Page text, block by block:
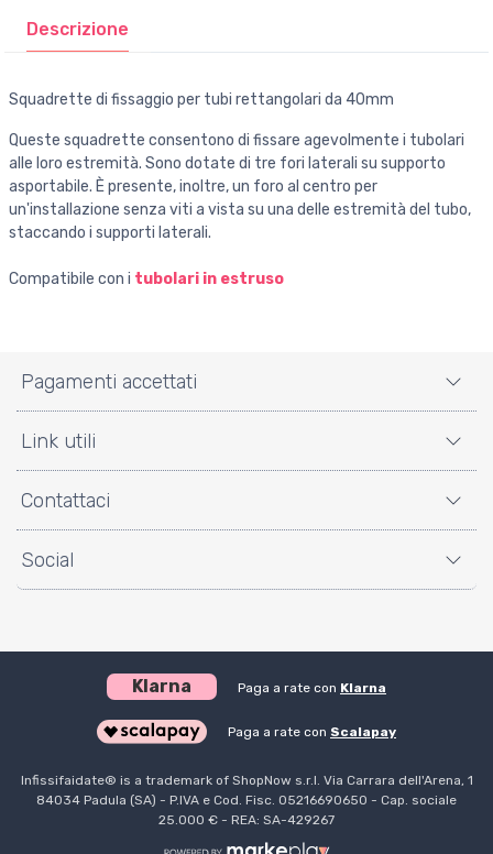
Descrizione
Squadrette di fissaggio per tubi rettangolari da 40mm
Queste squadrette consentono di fissare agevolmente i tubolari
alle loro estremità. Sono dotate di tre fori laterali su supporto
asportabile. È presente, inoltre, un foro al centro per
un'installazione senza viti a vista su una delle estremità del tubo,
staccando i supporti laterali.
Compatibile con i tubolari in estruso
Pagamenti accettati
Link utili
Contattaci
Social
Klarna Paga a rate con Klarna
Paga a rate con Scalapay
Infissifaidate® is a trademark of ShopNow s.r.l. Via Carrara dell'Arena, 1
84034 Padula (SA) - P.IVA e Cod. Fisc. 05216690650 - Cap. sociale
25.000 € - REA: SA-429267